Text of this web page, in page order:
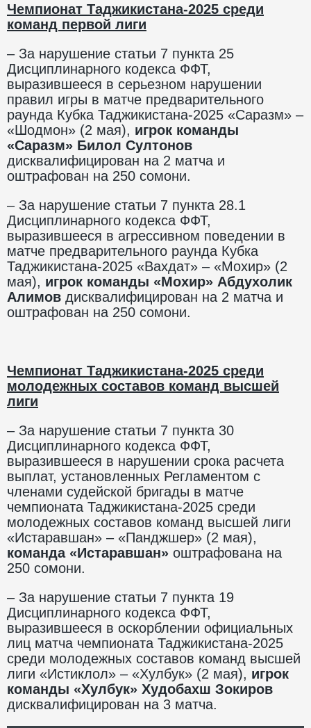
Чемпионат Таджикистана-2025 среди
команд первой лиги
– За нарушение статьи 7 пункта 25
Дисциплинарного кодекса ФФТ,
выразившееся в серьезном нарушении
правил игры в матче предварительного
раунда Кубка Таджикистана-2025 «Саразм» –
«Шодмон» (2 мая), игрок команды
«Саразм» Билол Султонов
дисквалифицирован на 2 матча и
оштрафован на 250 сомони.
– За нарушение статьи 7 пункта 28.1
Дисциплинарного кодекса ФФТ,
выразившееся в агрессивном поведении в
матче предварительного раунда Кубка
Таджикистана-2025 «Вахдат» – «Мохир» (2
мая), игрок команды «Мохир» Абдухолик
Алимов дисквалифицирован на 2 матча и
оштрафован на 250 сомони.
Чемпионат Таджикистана-2025 среди
молодежных составов команд высшей
лиги
– За нарушение статьи 7 пункта 30
Дисциплинарного кодекса ФФТ,
выразившееся в нарушении срока расчета
выплат, установленных Регламентом с
членами судейской бригады в матче
чемпионата Таджикистана-2025 среди
молодежных составов команд высшей лиги
«Истаравшан» – «Панджшер» (2 мая),
команда «Истаравшан» оштрафована на
250 сомони.
– За нарушение статьи 7 пункта 19
Дисциплинарного кодекса ФФТ,
выразившееся в оскорблении официальных
лиц матча чемпионата Таджикистана-2025
среди молодежных составов команд высшей
лиги «Истиклол» – «Хулбук» (2 мая), игрок
команды «Хулбук» Худобахш Зокиров
дисквалифицирован на 3 матча.